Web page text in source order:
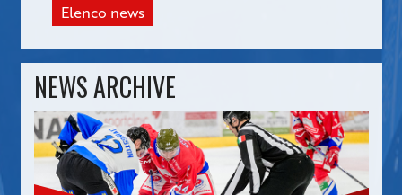
Elenco news
NEWS ARCHIVE